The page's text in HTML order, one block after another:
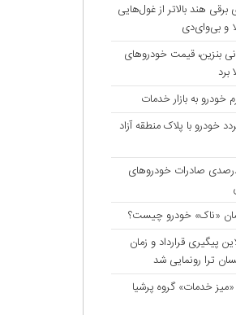
هند بالاتر از غول‌هایی
و بی‌وای‌دی
بنزین، قیمت خودروهای
برد
خودرو به بازار خدمات
خودرو با پلاک منطقه آزاد
۱۲۰ درصدی صادرات خودروهای
«ناک» خودرو چیست؟
پیگیری قرارداد‌ و زمان
ترا رونمایی شد
«میز خدمات» گروه پرشیا